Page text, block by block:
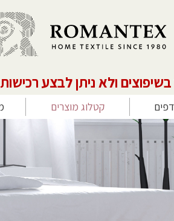
ולא ניתן לבצע
קטלוג מוצרים